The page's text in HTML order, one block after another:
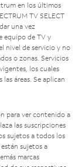
en los últimos
TV SELECT
una vez
equipo de TV y
nivel de servicio y no
o zonas. Servicios
los cuales
áreas. Se aplican
para ver contenido a
las suscripciones
sujetos a todos los
sujetos a
marcas